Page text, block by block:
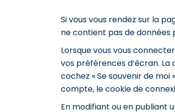
Si vous vous rendez sur la
ne contient pas de
Lorsque vous vous
vos préférences d’écran. La
cochez « Se souvenir de
compte, le cookie de
En modifiant ou en publiant